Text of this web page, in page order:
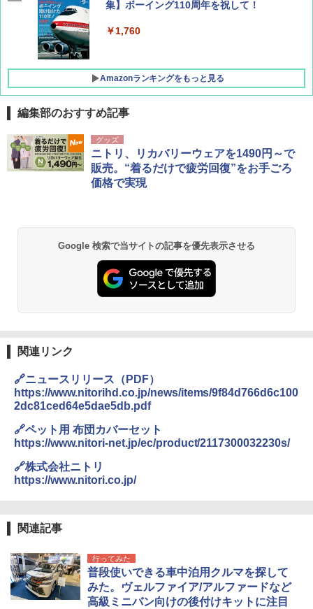
集】ボーイング110周年を祝して！
￥1,760
Amazonランキングをもっと見る
地球の歩き方 スター・ウォーズ
￥2,695
￥2,079
A09 地球の歩き方 イタリア 2026～2027 地
A26 地球の歩き方 チェコ ポーランド スロヴ
ァキア 2026～2027 地球の歩き方A ヨーロッ
パ
￥2,277
新しい日本地理 地図・統計・移動から読み
[キャンパーズコレクション 山善] ポップアッ
プテント 傘みたいに広げて畳める パッとサ
ッとサンシェード キューブ フルクローズ メ
ッシュ 簡単設置 ワンタッチテント キャンプ
&ハイキング カーキ PATC-150(KH)
PYKES PEAK (パイクスピーク) 着替えテン
ト プライバシー テント 【中が透けない】 1
人用 折りたたみ 防災グッズ 災害用トイレ ビ
ーチ ピクニック ポップアップテント 携帯 簡
易 トイレテント (ブラック)
テント ワンタッチ RENEW 幅200 2-3人用 43
500002(89232)
￥5,999
[キャンパーズコレクション 山善] 傘みたいに
ーティング フルクローズ メッシュ 3-4人用
簡単設置 ポップアップテント エクルベージ
[キャンパーズコレクション 山善] 傘みたいに
広げるだけ パッとサッとテント キューブワ
イド ブラックコーティング フルクローズ メ
ッシュ 4人用 簡単設置 ポップアップテント P
GRANDOOR ステンレス保冷剤 2個セット 2
026リニューアル 急速冷凍 空間倍増 衛生的
コンパクト 保冷力長持ち
￥2,980
DEWEL パラソル 大型 ビーチ アウトドアパ
防水 UVカット 4段階高さ調整 軽量 収納袋付
き
￥6,459
付き ヒグマ・イノシシ対策 自治体・教育機
関の購入実績 登山・キャンプ・アウトドア・
防災用品 長期保存可能 緊急時用 日本国内発
送
￥3,680
ポインターライト 強力 小型 緑色/赤色/青紫色
USB充電式 高精度 超長距離照射 長時間使用
HYREKK 八角形タープ 防水タープ 3×4.5m
ブラックラバーコーティング UPF50+ UVカ
編集部のおすすめ記事
グッズ
ニトリ、リカバリーウェアを1490円～で
販売。“着るだけで疲労回復”をお手ごろ
価格で実現
Google 検索で当サイトの記事を優先表示させる
関連リンク
🔗ニュースリリース（PDF）
https://www.nitorihd.co.jp/news/items/9f84d766d6c100
2dc81ced64e5dae5db.pdf
🔗ペット用 布団カバーセット
https://www.nitori-net.jp/ec/product/2117300032230s/
🔗株式会社ニトリ
https://www.nitori.co.jp/
関連記事
行ってみた
普段使いできる車中泊用クルマを探して
みた。ヴェルファイア/アルファードなど
高級ミニバン向けの後付けキットに注目